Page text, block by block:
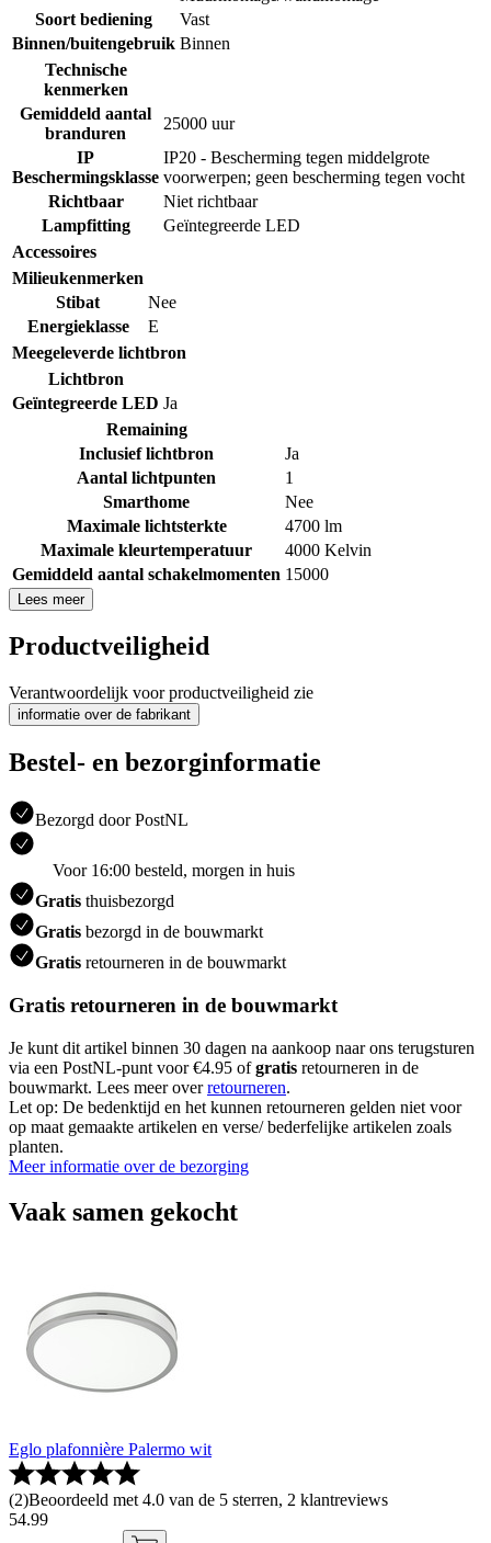
Soort bediening
Vast
Binnen/buitengebruik Binnen
Technische
kenmerken
Gemiddeld aantal
branduren
25000 uur
IP
Beschermingsklasse
IP20 - Bescherming tegen middelgrote
voorwerpen; geen bescherming tegen vocht
Richtbaar
Niet richtbaar
Lampfitting
Geïntegreerde LED
Accessoires
Milieukenmerken
Stibat
Nee
Energieklasse
E
Meegeleverde lichtbron
Lichtbron
Geïntegreerde LED Ja
Remaining
Inclusief lichtbron
Ja
Aantal lichtpunten
1
Smarthome
Nee
Maximale lichtsterkte
4700 lm
Maximale kleurtemperatuur
4000 Kelvin
Gemiddeld aantal schakelmomenten 15000
Lees meer
Productveiligheid
Verantwoordelijk voor productveiligheid zie
informatie over de fabrikant
Bestel- en bezorginformatie
Bezorgd door PostNL
Voor 16:00 besteld, morgen in huis
Gratis thuisbezorgd
Gratis bezorgd in de bouwmarkt
Gratis retourneren in de bouwmarkt
Gratis retourneren in de bouwmarkt
Je kunt dit artikel binnen 30 dagen na aankoop naar ons terugsturen
via een PostNL-punt voor €4.95 ofgratis retourneren in de
bouwmarkt. Lees meer overretourneren.
Let op: De bedenktijd en het kunnen retourneren gelden niet voor
op maat gemaakte artikelen en verse/ bederfelijke artikelen zoals
planten.
Meer informatie over de bezorging
Vaak samen gekocht
Eglo plafonnière Palermo wit
(2)Beoordeeld met 4.0 van de 5 sterren, 2 klantreviews
54.99